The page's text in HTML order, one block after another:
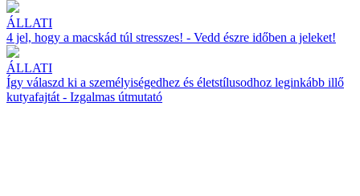
ÁLLATI
4 jel, hogy a macskád túl stresszes! - Vedd észre időben a jeleket!
ÁLLATI
Így válaszd ki a személyiségedhez és életstílusodhoz leginkább illő
kutyafajtát - Izgalmas útmutató